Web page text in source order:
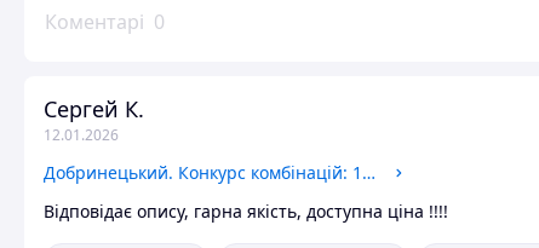
Коментарі 0
Сергей К.
12.01.2026
Добринецький. Конкурс комбінацій: 1-2 ч.
Відповідає опису, гарна якість, доступна ціна !!!!